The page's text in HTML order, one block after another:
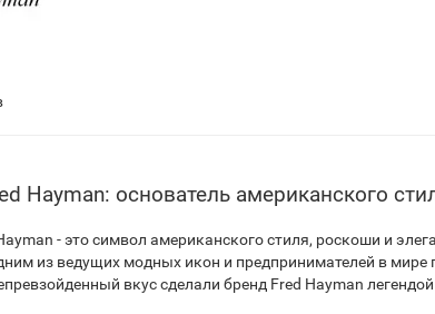
Hayman: основатель американского
- это символ американского стиля, роскоши и
из ведущих модных икон и предпринимателей в
вкус сделали бренд Fred Hayman